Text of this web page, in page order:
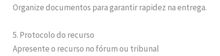
Organize documentos para garantir rapidez na entrega.
5. Protocolo do recurso
Apresente o recurso no fórum ou tribunal